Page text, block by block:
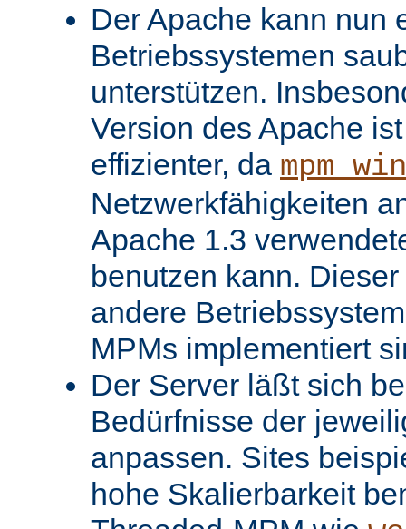
Der Apache kann nun
Betriebssystemen
unterstützen.
Version des Apache
effizienter, da
Netzwerkfähigkeiten
Apache 1.3
benutzen kann.
andere
MPMs implementiert
Der Server läßt sich
Bedürfnisse der
anpassen. Sites
hohe Skalierbarkeit